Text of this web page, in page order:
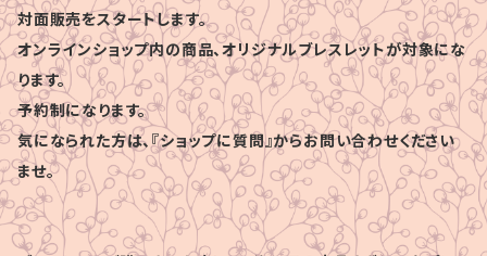
対面販売をスタートします。
オンラインショップ内の商品、オリジナルブレスレットが対象にな
ります。
予約制になります。
気になられた方は、『ショップに質問』からお問い合わせください
ませ。